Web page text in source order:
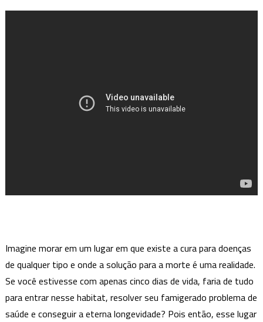
Imagine morar em um lugar em que existe a cura para doenças
de qualquer tipo e onde a solução para a morte é uma realidade.
Se você estivesse com apenas cinco dias de vida, faria de tudo
para entrar nesse habitat, resolver seu famigerado problema de
saúde e conseguir a eterna longevidade? Pois então, esse lugar